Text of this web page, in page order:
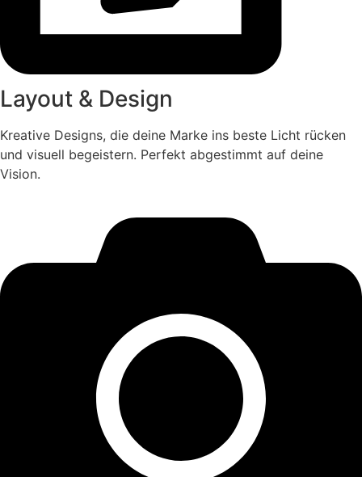
Layout & Design
Kreative Designs, die deine Marke ins beste Licht rücken
und visuell begeistern. Perfekt abgestimmt auf deine
Vision.